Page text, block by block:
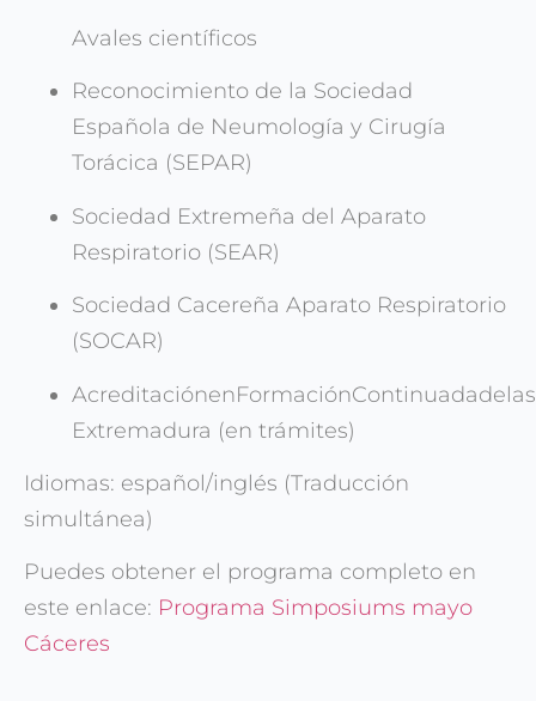
Avales científicos
Reconocimiento de la Sociedad
Española de Neumología y Cirugía
Torácica (SEPAR)
Sociedad Extremeña del Aparato
Respiratorio (SEAR)
Sociedad Cacereña Aparato Respiratorio
(SOCAR)
Extremadura (en trámites)
Idiomas: español/inglés (Traducción
simultánea)
Puedes obtener el programa completo en
este enlace: Programa Simposiums mayo
Cáceres